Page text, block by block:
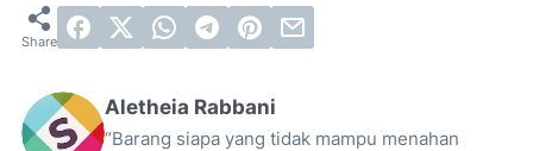
Aletheia Rabbani
“Barang siapa yang tidak mampu menahan